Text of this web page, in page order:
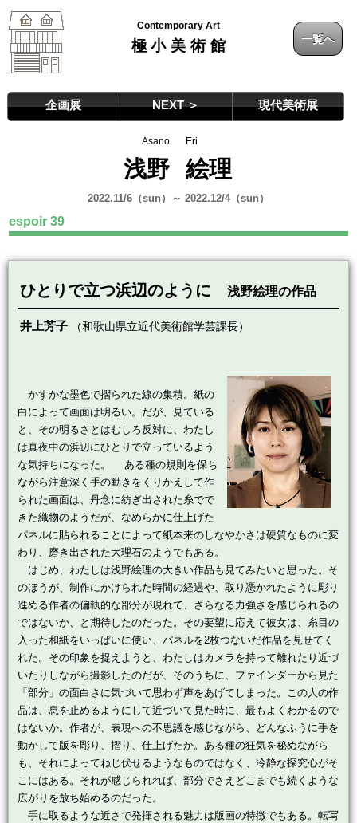
Contemporary Art
極小美術館
企画展 NEXT ＞ 現代美術展
一覧へ
Asano Eri
浅野 絵理
2022.11/6（sun）～ 2022.12/4（sun）
espoir 39
ひとりで立つ浜辺のように 浅野絵理の作品
井上芳子 （和歌山県立近代美術館学芸課長）
かすかな墨色で摺られた線の集積。紙の
白によって画面は明るい。だが、見ている
と、その明るさとはむしろ反対に、わたし
は真夜中の浜辺にひとりで立っているよう
な気持ちになった。 ある種の規則を保ち
ながら注意深く手の動きをくりかえして作
られた画面は、丹念に紡ぎ出された糸でで
きた織物のようだが、なめらかに仕上げた
パネルに貼られることによって紙本来のしなやかさは硬質なものに変
わり、磨き出された大理石のようでもある。
はじめ、わたしは浅野絵理の大きい作品も見てみたいと思った。そ
のほうが、制作にかけられた時間の経過や、取り憑かれたように彫り
進める作者の偏執的な部分が現れて、さらなる力強さを感じられるの
ではないか、と期待したのだった。その要望に応えて彼女は、糸目の
入った和紙をいっぱいに使い、パネルを2枚つないだ作品を見せてく
れた。その印象を捉えようと、わたしはカメラを持って離れたり近づ
いたりしながら撮影したのだが、そのうちに、ファインダーから見た
「部分」の面白さに気づいて思わず声をあげてしまった。この人の作
品は、息を止めるようにして近づいて見た時に、最もよくわかるので
はないか。作者が、表現への不思議を感じながら、どんなふうに手を
動かして版を彫り、摺り、仕上げたか。ある種の狂気を秘めながら
も、それによってねじ伏せるようなものではなく、冷静な探究心がそ
こにはある。それが感じられれば、部分でさえどこまでも続くような
広がりを放ち始めるのだった。
手に取るような近さで発揮される魅力は版画の特徴でもある。転写